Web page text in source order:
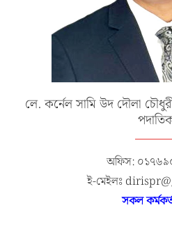
লে. কর্নেল সামি উদ দৌলা
অফিস:
ই-মেইলঃ
সকল